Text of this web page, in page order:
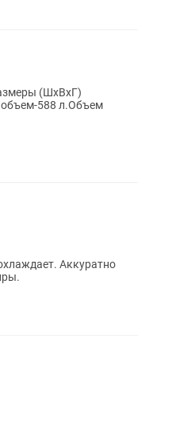
(ШxВxГ)
588 л.Объем
Аккуратно